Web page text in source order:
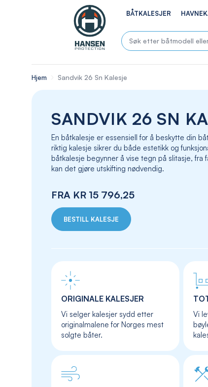
BÅTKALESJER
Hjem Sandvik 26 Sn Kalesje
SANDVIK 26 SN
En båtkalesje er essensiell for å beskytte din
riktig kalesje sikrer du både estetikk og
båtkalesje begynner å vise tegn på slitasje, fra
kan det gjøre utskifting nødvendig.
FRA KR 15 796,25
BESTILL KALESJE
ORIGINALE KALESJER
Vi selger kalesjer sydd etter
originalmalene for Norges mest
solgte båter.
Vi